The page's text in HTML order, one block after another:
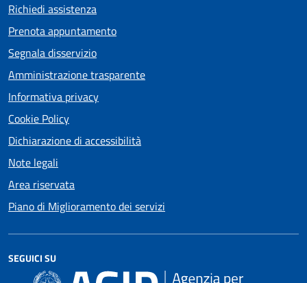
Richiedi assistenza
Prenota appuntamento
Segnala disservizio
Amministrazione trasparente
Informativa privacy
Cookie Policy
Dichiarazione di accessibilità
Note legali
Area riservata
Piano di Miglioramento dei servizi
SEGUICI SU